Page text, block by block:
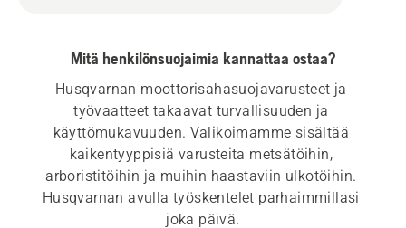
Mitä henkilönsuojaimia kannattaa ostaa?
Husqvarnan moottorisahasuojavarusteet ja
työvaatteet takaavat turvallisuuden ja
käyttömukavuuden. Valikoimamme sisältää
kaikentyyppisiä varusteita metsätöihin,
arboristitöihin ja muihin haastaviin ulkotöihin.
Husqvarnan avulla työskentelet parhaimmillasi
joka päivä.